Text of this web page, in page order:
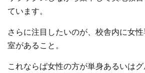
ています。
さらに注目したいのが、校舎内に女
室があること。
これならば女性の方が単身あるいはグ